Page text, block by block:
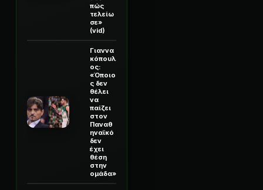
πώς
τελείω
σε»
(vid)
Γιαννα
κόπουλ
ος:
«Όποιο
ς δεν
θέλει
να
παίζει
στον
Παναθ
ηναϊκό
δεν
έχει
θέση
στην
ομάδα»